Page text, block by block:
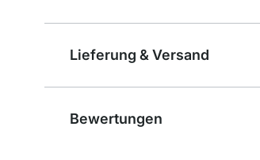
Lieferung & Versand
Bewertungen